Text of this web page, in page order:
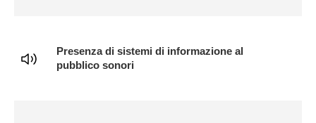
Presenza di sistemi di informazione al
pubblico sonori